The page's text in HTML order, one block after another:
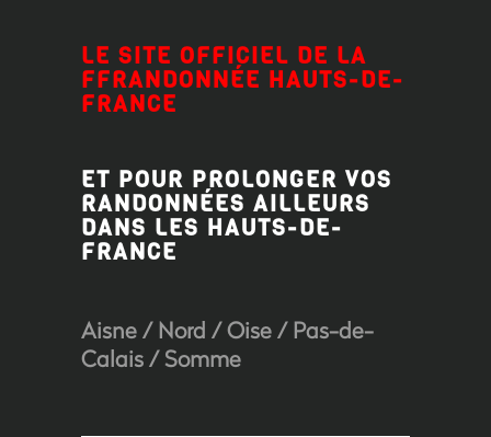
LE SITE OFFICIEL DE LA
FFRANDONNÉE HAUTS-DE-
FRANCE
ET POUR PROLONGER VOS
RANDONNÉES AILLEURS
DANS LES HAUTS-DE-
FRANCE
Aisne/Nord /Oise/Pas-de-
Calais/Somme